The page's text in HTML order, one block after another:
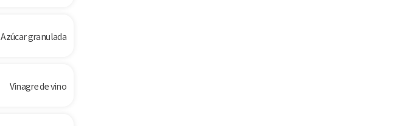
Azúcar granulada
Vinagre de vino